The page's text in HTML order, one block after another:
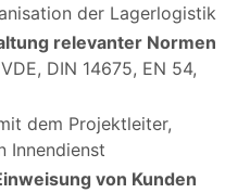
der Lagerlogistik
relevanter Normen
DIN 14675, EN 54,
dem Projektleiter,
Innendienst
von Kunden